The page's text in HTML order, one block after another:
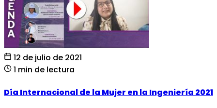
12 de julio de 2021
1 min de lectura
Día Internacional de la Mujer en la Ingeniería 2021